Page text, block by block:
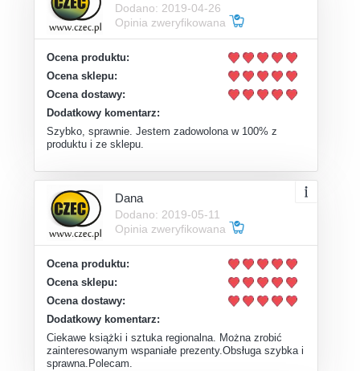
Dodano: 2019-04-26
Opinia zweryfikowana
Ocena produktu:
Ocena sklepu:
Ocena dostawy:
Dodatkowy komentarz:
Szybko, sprawnie. Jestem zadowolona w 100% z
produktu i ze sklepu.
Dana
Dodano: 2019-05-11
Opinia zweryfikowana
Ocena produktu:
Ocena sklepu:
Ocena dostawy:
Dodatkowy komentarz:
Ciekawe książki i sztuka regionalna. Można zrobić
zainteresowanym wspaniałe prezenty.Obsługa szybka i
sprawna.Polecam.